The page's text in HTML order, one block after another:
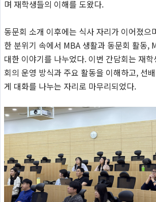
며 재학생들의 이해를 도왔다.
동문회 소개 이후에는 식사 자리가 이어졌으
한 분위기 속에서 MBA 생활과 동문회 활동,
대한 이야기를 나누었다. 이번 간담회는 재
회의 운영 방식과 주요 활동을 이해하고, 선
게 대화를 나누는 자리로 마무리되었다.